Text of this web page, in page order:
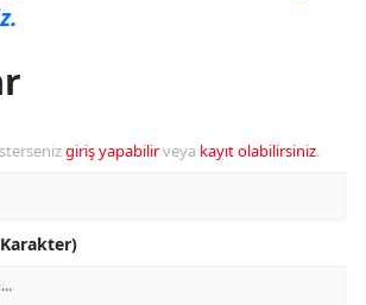
giriş yapabilirveya kayıt olabilirsiniz.